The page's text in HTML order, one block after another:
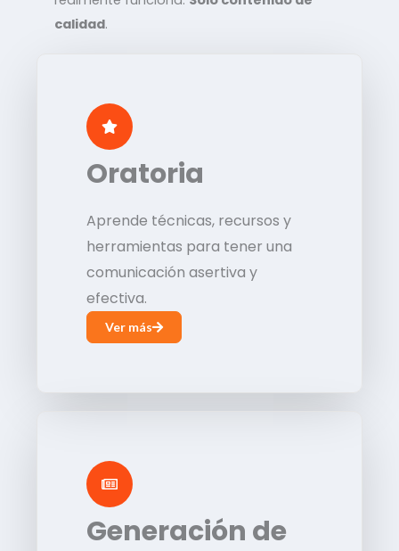
calidad.
Oratoria
Aprende técnicas, recursos y
herramientas para tener una
comunicación asertiva y
efectiva.
Ver más
Generación de